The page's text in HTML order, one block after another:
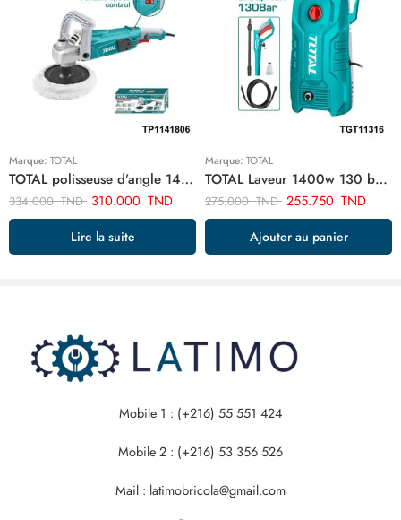
Marque: TOTAL
TOTAL polisseuse d’angle 1400w TP1141806
334.000TND 310.000 TND
Lire la suite
Marque: TOTAL
TOTAL Laveur 1400w 130 bar TGT11316
275.000TND 255.750 TND
Ajouter au panier
Mobile 1 : (+216) 55 551 424
Mobile 2 : (+216) 53 356 526
Mail : latimobricola@gmail.com